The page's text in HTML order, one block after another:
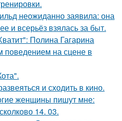
неожиданно заявила: она
и всерьёз взялась за быт.
Полина Гагарина
поведением на сцене в
и сходить в кино.
женщины пишут мне:
14. 03.